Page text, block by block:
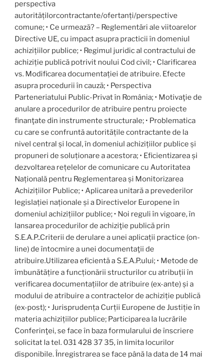
perspectiva
autoritățilorcontractante/ofertanți/perspective
comune; • Ce urmează? – Reglementări ale viitoarelor
Directive UE, cu impact asupra practicii în domeniul
achizițiilor publice; • Regimul juridic al contractului de
achiziție publică potrivit noului Cod civil; • Clarificarea
vs. Modificarea documentației de atribuire. Efecte
asupra procedurii în cauză; • Perspectiva
Parteneriatului Public-Privat în România; • Motivaţie de
anulare a procedurilor de atribuire pentru proiecte
finanţate din instrumente structurale; • Problematica
cu care se confruntă autoritățile contractante de la
nivel central și local, în domeniul achizițiilor publice și
propuneri de soluționare a acestora; • Eficientizarea și
dezvoltarea rețelelor de comunicare cu Autoritatea
Națională pentru Reglementarea și Monitorizarea
Achizițiilor Publice; • Aplicarea unitară a prevederilor
legislației naționale și a Directivelor Europene în
domeniul achizițiilor publice; • Noi reguli în vigoare, în
lansarea procedurilor de achiziţie publică prin
S.E.A.P..Criterii de derulare a unei aplicații practice (on-
line) de întocmire a unei documentaţii de
atribuire.Utilizarea eficientă a S.E.A.P.ului; • Metode de
îmbunătățire a funcționării structurilor cu atribuții în
verificarea documentațiilor de atribuire (ex-ante) și a
modului de atribuire a contractelor de achiziție publică
(ex-post); • Jurisprudența Curții Europene de Justiție în
materia achizițiilor publice; Participarea la lucrările
Conferinţei, se face în baza formularului de înscriere
solicitat la tel. 031 428 37 35, în limita locurilor
disponibile. Înregistrarea se face până la data de 14 mai